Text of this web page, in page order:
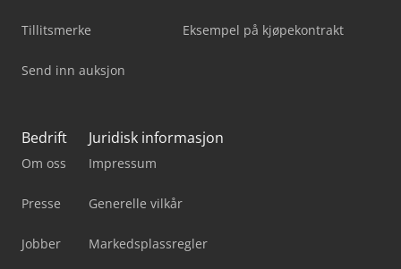
Tillitsmerke
Send inn auksjon
Eksempel på kjøpekontrakt
Bedrift
Om oss
Presse
Jobber
Juridisk informasjon
Impressum
Generelle vilkår
Markedsplassregler